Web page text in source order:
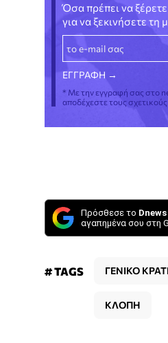
Όσα πρέπει να ξέρετε
για να ξεκινήσετε τη
* Με την εγγραφή σας στο
αποδέχεστε τους
Πρόσθεσε το Dnews
αγαπημένα σου στη
# TAGS ΓΕΝΙΚΟ
ΚΛΟΠΗ